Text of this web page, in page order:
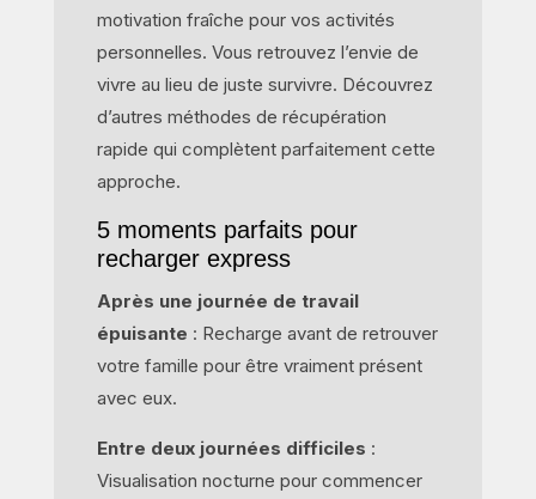
motivation fraîche pour vos activités
personnelles. Vous retrouvez l’envie de
vivre au lieu de juste survivre. Découvrez
d’autres méthodes de récupération
rapide qui complètent parfaitement cette
approche.
5 moments parfaits pour
recharger express
Après une journée de travail
épuisante : Recharge avant de retrouver
votre famille pour être vraiment présent
avec eux.
Entre deux journées difficiles :
Visualisation nocturne pour commencer